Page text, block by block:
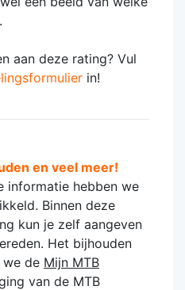
aan deze rating? Vul
in!
en veel meer!
informatie hebben we
Binnen deze
kun je zelf aangeven
Het bijhouden
we de Mijn MTB
van de MTB